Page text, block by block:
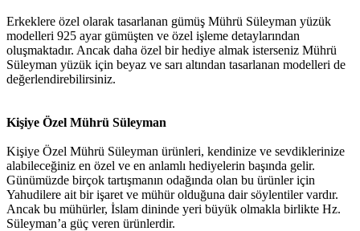
Erkeklere özel olarak tasarlanan gümüş Mührü Süleyman yüzük
modelleri 925 ayar gümüşten ve özel işleme detaylarından
oluşmaktadır. Ancak daha özel bir hediye almak isterseniz Mührü
Süleyman yüzük için beyaz ve sarı altından tasarlanan modelleri de
değerlendirebilirsiniz.
Kişiye Özel Mührü Süleyman
Kişiye Özel Mührü Süleyman ürünleri, kendinize ve sevdiklerinize
alabileceğiniz en özel ve en anlamlı hediyelerin başında gelir.
Günümüzde birçok tartışmanın odağında olan bu ürünler için
Yahudilere ait bir işaret ve mühür olduğuna dair söylentiler vardır.
Ancak bu mühürler, İslam dininde yeri büyük olmakla birlikte Hz.
Süleyman’a güç veren ürünlerdir.